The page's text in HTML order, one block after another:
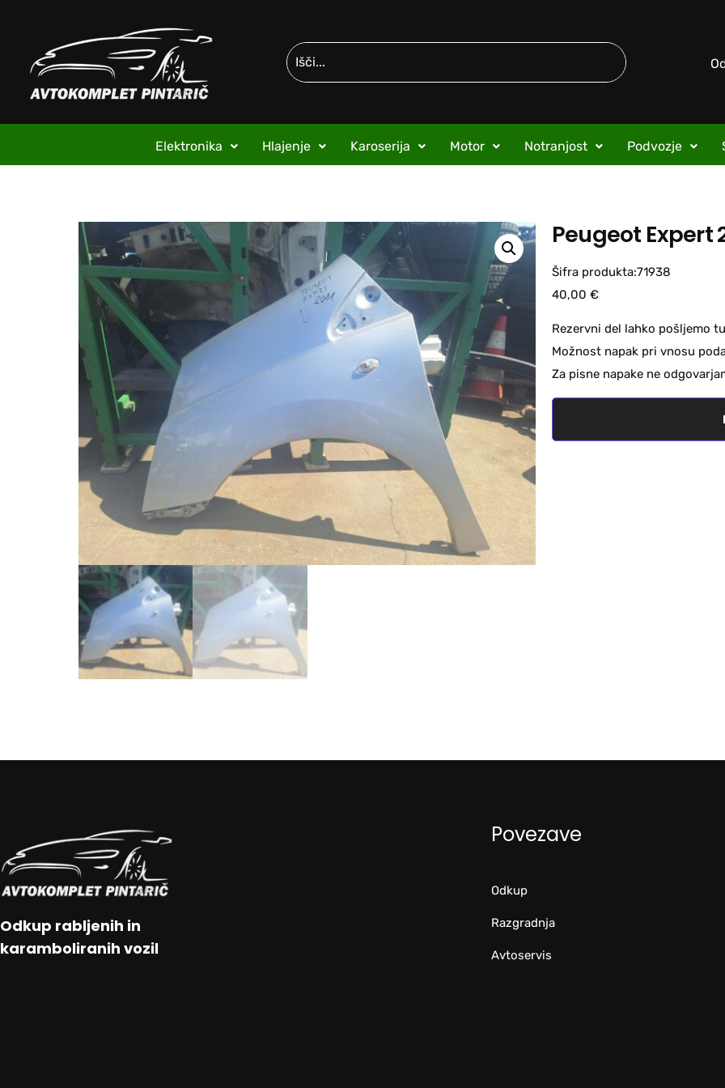
Elektronika Hlajenje Karoserija Motor Notranjost Podvozje
Peugeot Expert
Šifra produkta:71938
40,00 €
Rezervni del lahko pošljemo
Možnost napak pri vnosu
Za pisne napake ne
Odkup rabljenih in
karamboliranih vozil
Povezave
Odkup
Razgradnja
Avtoservis